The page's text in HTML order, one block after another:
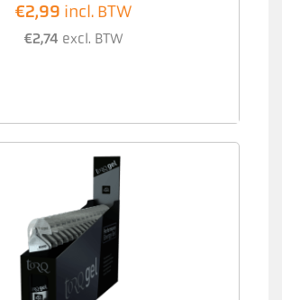
€2,99 incl. BTW
€2,74 excl. BTW